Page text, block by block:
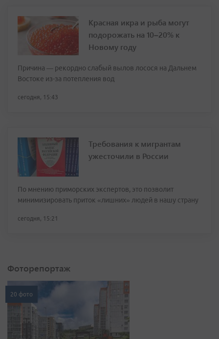
Красная икра и рыба могут
подорожать на 10–20% к
Новому году
Причина — рекордно слабый вылов лосося на Дальнем
Востоке из-за потепления вод
сегодня, 15:43
Требования к мигрантам
ужесточили в России
По мнению приморских экспертов, это позволит
минимизировать приток «лишних» людей в нашу страну
сегодня, 15:21
Фоторепортаж
20 фото